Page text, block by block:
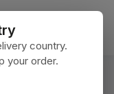
country.
your order.